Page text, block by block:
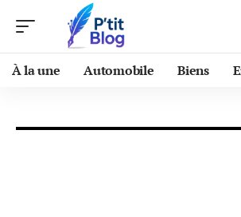
À la une Automobile Biens